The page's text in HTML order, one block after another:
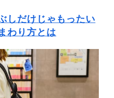
しだけじゃもったい
わり方とは